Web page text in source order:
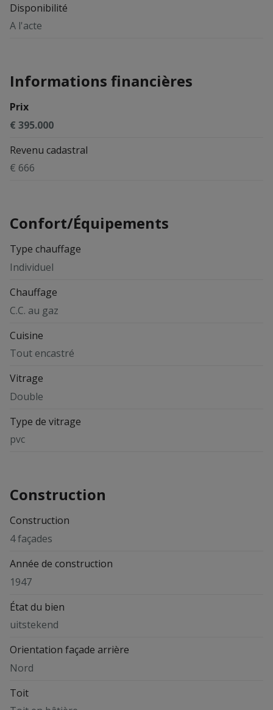
Disponibilité
A l'acte
Informations financières
Prix
€ 395.000
Revenu cadastral
€ 666
Confort/Équipements
Type chauffage
Individuel
Chauffage
C.C. au gaz
Cuisine
Tout encastré
Vitrage
Double
Type de vitrage
pvc
Construction
Construction
4 façades
Année de construction
1947
État du bien
uitstekend
Orientation façade arrière
Nord
Toit